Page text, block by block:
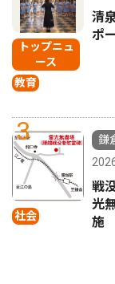
トップニュ
ース
教育
清
ポ
3
社会
鎌
戦
光
施